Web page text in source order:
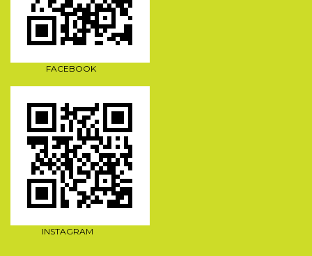
FACEBOOK
INSTAGRAM